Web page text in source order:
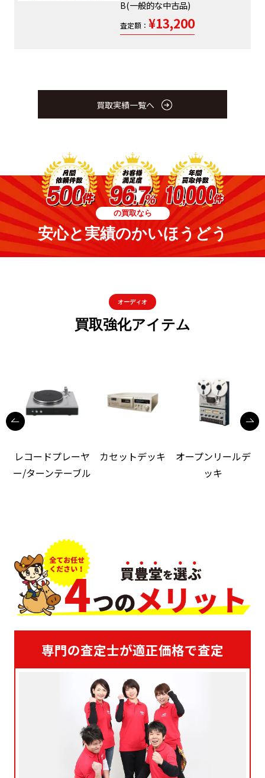
B(一般的な中古品)
査定額： ¥13,200
買取実績一覧へ
の買取なら
安心と実績のかいほうどう
オーディオ
買取強化アイテム
レコードプレーヤ
ー/ターンテーブル
カセットデッキ
オープンリールデ
ッキ
専門の査定士が適正価格で査定